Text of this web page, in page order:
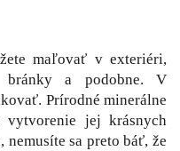
maľovať v exteriéri,
bránky a podobne. V
Prírodné minerálne
jej krásnych
sa preto báť, že